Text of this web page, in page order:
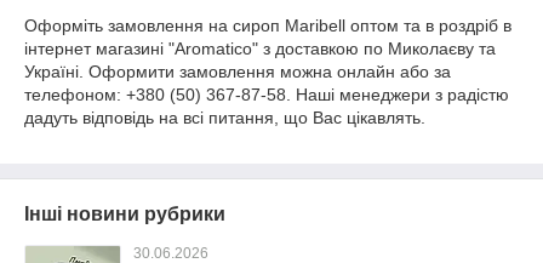
Оформіть замовлення на сироп Maribell оптом та в роздріб в
інтернет магазині "Aromatico" з доставкою по Миколаєву та
Україні. Оформити замовлення можна онлайн або за
телефоном: +380 (50) 367-87-58. Наші менеджери з радістю
дадуть відповідь на всі питання, що Вас цікавлять.
Інші новини рубрики
30.06.2026